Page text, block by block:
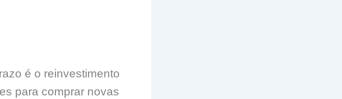
é o reinvestimento
para comprar novas